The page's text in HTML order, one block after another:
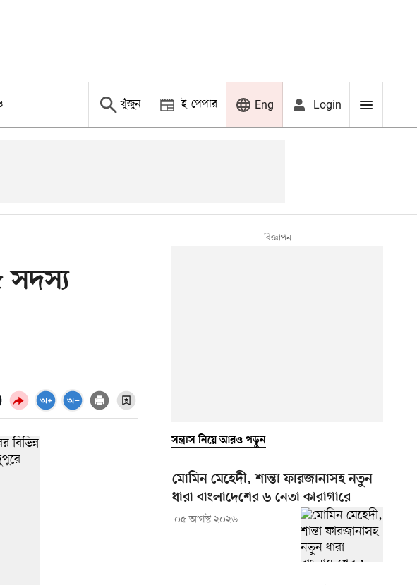
খুঁজুন ই-পেপার Eng Login
সদস্য
সন্ত্রাস নিয়ে আরও পড়ুন
মোমিন মেহেদী, শান্তা ফারজানাসহ নতুন
ধারা বাংলাদেশের ৬ নেতা কারাগারে
০৫ আগস্ট ২০২৬